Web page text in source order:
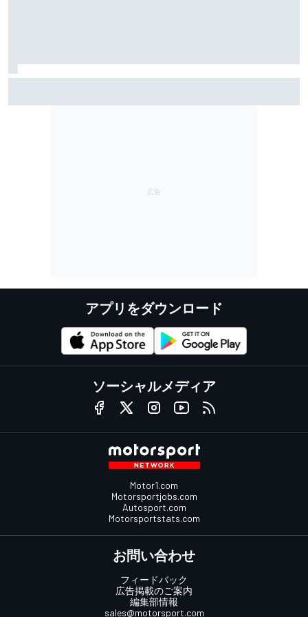
アプリをダウンロード
ソーシャルメディア
Motor1.com
Motorsportjobs.com
Autosport.com
Motorsportstats.com
お問い合わせ
フィードバック
広告掲載のご案内
編集部情報
sales@motorsport.com